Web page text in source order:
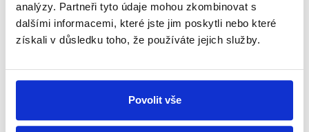
analýzy. Partneři tyto údaje mohou zkombinovat s
dalšími informacemi, které jste jim poskytli nebo které
získali v důsledku toho, že používáte jejich služby.
Povolit vše
Zůstaňme v kontaktu
newsletteru nebowhatsappového
kanálu, kde pravidelně přinášíme